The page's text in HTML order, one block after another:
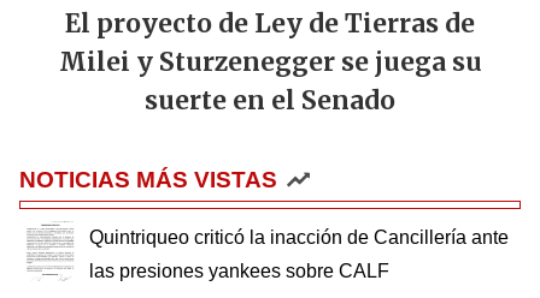
El proyecto de Ley de Tierras de
Milei y Sturzenegger se juega su
suerte en el Senado
NOTICIAS MÁS VISTAS
Quintriqueo criticó la inacción de Cancillería ante
las presiones yankees sobre CALF